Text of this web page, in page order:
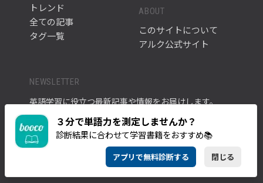
３分で単語力を測定しませんか？
診断結果に合わせて学習書籍をおすすめ📚
アプリで無料診断する 閉じる
トレンド
全ての記事
タグ一覧
ABOUT
このサイトについて
アルク公式サイト
NEWSLETTER
英語学習に役立つ最新記事や情報をお届けします。
メルマガに登録す
る